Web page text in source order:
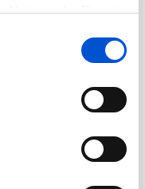
Nutzung der Dienste